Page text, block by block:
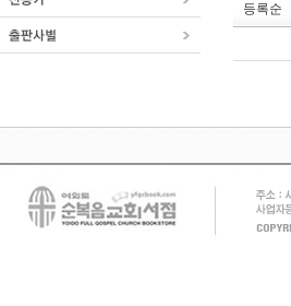
등록순